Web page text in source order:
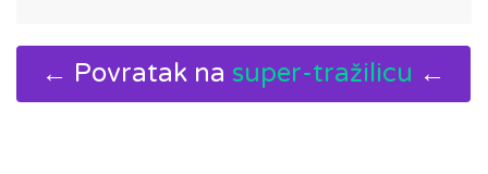
← Povratak na super-tražilicu ←